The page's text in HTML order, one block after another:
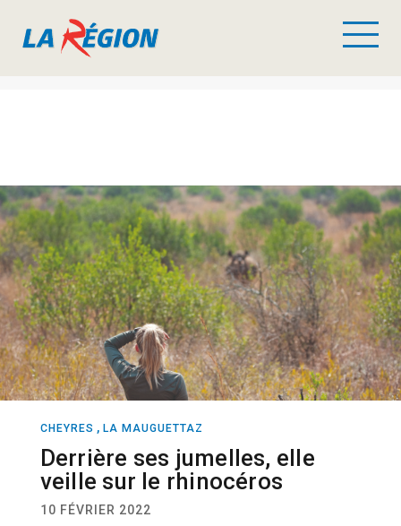
CHEYRES , LA MAUGUETTAZ
Derrière ses jumelles, elle
veille sur le rhinocéros
10 FÉVRIER 2022